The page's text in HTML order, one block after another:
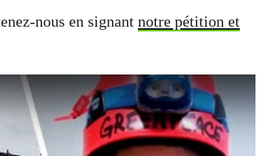
nous en signant notre pétition et